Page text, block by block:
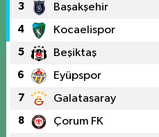
3 Başakşehir
4 Kocaelispor
5 Beşiktaş
6 Eyüpspor
7 Galatasaray
8 Çorum FK